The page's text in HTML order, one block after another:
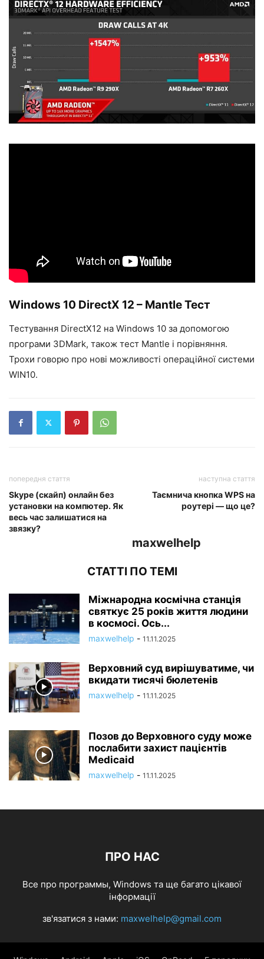
Windows 10 DirectX 12 – Mantle Тест
Тестування DirectX12 на Windows 10 за допомогою
програми 3DMark, також тест Mantle і порівняння.
Трохи говорю про нові можливості операційної системи
WIN10.
попередня стаття
Skype (скайп) онлайн без
установки на компютер. Як
весь час залишатися на
звязку?
наступна стаття
Таємнича кнопка WPS на
роутері — що це?
maxwelhelp
СТАТТІ ПО ТЕМІ
Міжнародна космічна станція
святкує 25 років життя людини
в космосі. Ось...
maxwelhelp - 11.11.2025
Верховний суд вирішуватиме, чи
вкидати тисячі бюлетенів
maxwelhelp - 11.11.2025
Позов до Верховного суду може
послабити захист пацієнтів
Medicaid
maxwelhelp - 11.11.2025
ПРО НАС
Все про программы, Windows та ще багато цікавої
інформації
зв'язатися з нами: maxwelhelp@gmail.com